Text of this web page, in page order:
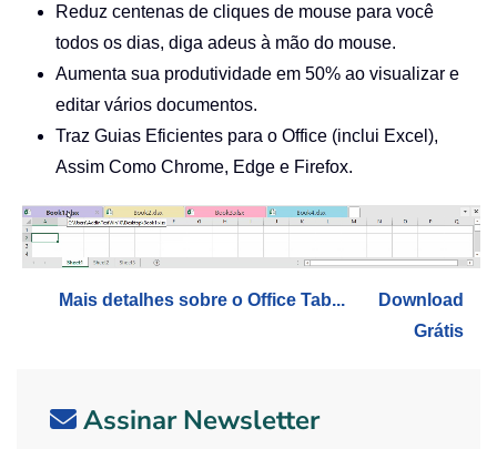
Reduz centenas de cliques de mouse para você
todos os dias, diga adeus à mão do mouse.
Aumenta sua produtividade em 50% ao visualizar e
editar vários documentos.
Traz Guias Eficientes para o Office (inclui Excel),
Assim Como Chrome, Edge e Firefox.
Mais detalhes sobre o Office Tab...
Download
Grátis
Assinar Newsletter